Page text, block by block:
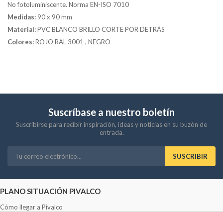
No fotoluminiscente. Norma EN-ISO 7010
Medidas: 90 x 90 mm
Material:PVC BLANCO BRILLO CORTE POR DETRÁS
Colores:ROJO RAL 3001 , NEGRO
Suscríbase a nuestro boletín
Suscribirse para recibir inspiración, ideas y noticias en su buzón de
entrada.
SUSCRIBIR
PLANO SITUACIÓN PIVALCO
Cómo llegar a Pivalco